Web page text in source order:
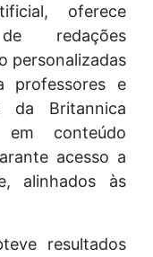
oferece
redações
personalizadas
professores e
da Britannica
em conteúdo
acesso a
alinhados às
resultados